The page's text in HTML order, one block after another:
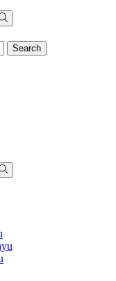
Search